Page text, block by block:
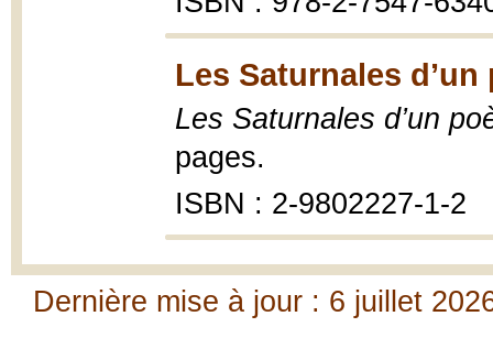
Les Saturnales d’un
Les Saturnales d’un
pages.
ISBN : 2-9802227-1-2
Dernière mise à jour : 6 juillet